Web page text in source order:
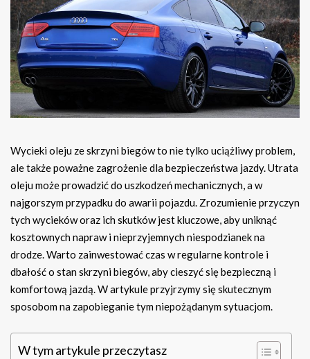
Wycieki oleju ze skrzyni biegów to nie tylko uciążliwy problem,
ale także poważne zagrożenie dla bezpieczeństwa jazdy. Utrata
oleju może prowadzić do uszkodzeń mechanicznych, a w
najgorszym przypadku do awarii pojazdu. Zrozumienie przyczyn
tych wycieków oraz ich skutków jest kluczowe, aby uniknąć
kosztownych napraw i nieprzyjemnych niespodzianek na
drodze. Warto zainwestować czas w regularne kontrole i
dbałość o stan skrzyni biegów, aby cieszyć się bezpieczną i
komfortową jazdą. W artykule przyjrzymy się skutecznym
sposobom na zapobieganie tym niepożądanym sytuacjom.
W tym artykule przeczytasz